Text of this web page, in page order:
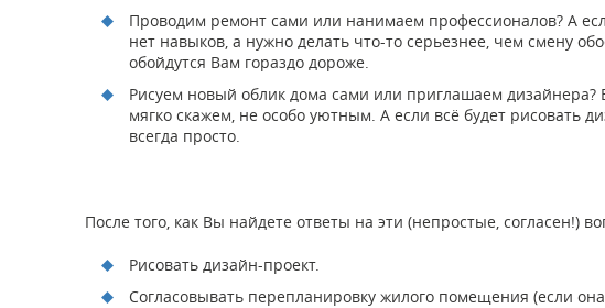
Проводим ремонт сами или нанимаем профессионалов? А
нет навыков, а нужно делать что-то серьезнее, чем смену
обойдутся Вам гораздо дороже.
Рисуем новый облик дома сами или приглашаем дизайнера?
мягко скажем, не особо уютным. А если всё будет рисовать
всегда просто.
После того, как Вы найдете ответы на эти (непростые, согласен!)
Рисовать дизайн-проект.
Согласовывать перепланировку жилого помещения (если она